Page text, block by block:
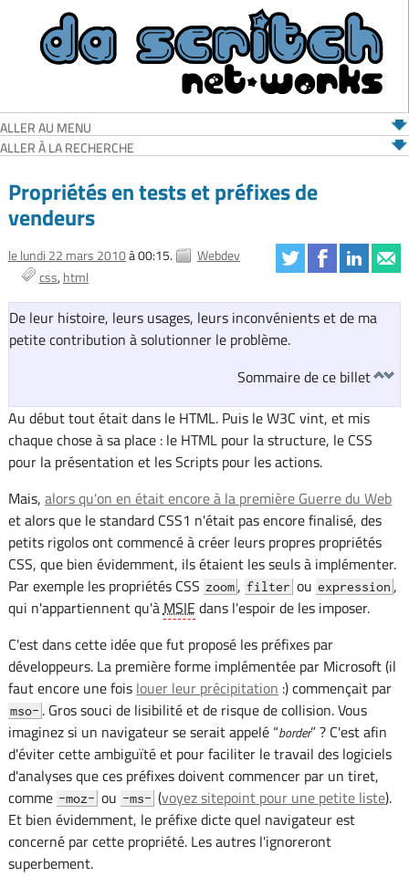
ALLER AU MENU
ALLER À LA RECHERCHE
Propriétés en tests et préfixes de
vendeurs
le lundi 22 mars 2010à 00:15.
Webdev
css html
De leur histoire, leurs usages, leurs inconvénients et de ma
petite contribution à solutionner le problème.
Sommaire de ce billet
Au début tout était dans le HTML. Puis le W3C vint, et mis
chaque chose à sa place : le HTML pour la structure, le CSS
pour la présentation et les Scripts pour les actions.
Mais, alors qu'on en était encore à la première Guerre du Web
et alors que le standard CSS1 n'était pas encore finalisé, des
petits rigolos ont commencé à créer leurs propres propriétés
CSS, que bien évidemment, ils étaient les seuls à implémenter.
Par exemple les propriétés CSS zoom, filter ou expression ,
qui n'appartiennent qu'à MSIE dans l'espoir de les imposer.
C'est dans cette idée que fut proposé les préfixes par
développeurs. La première forme implémentée par Microsoft (il
faut encore une fois louer leur précipitation :) commençait par
mso- . Gros souci de lisibilité et de risque de collision. Vous
imaginez si un navigateur se serait appelé “border” ? C'est afin
d'éviter cette ambiguïté et pour faciliter le travail des logiciels
d'analyses que ces préfixes doivent commencer par un tiret,
comme -moz- ou -ms- (voyez sitepoint pour une petite liste).
Et bien évidemment, le préfixe dicte quel navigateur est
concerné par cette propriété. Les autres l'ignoreront
superbement.